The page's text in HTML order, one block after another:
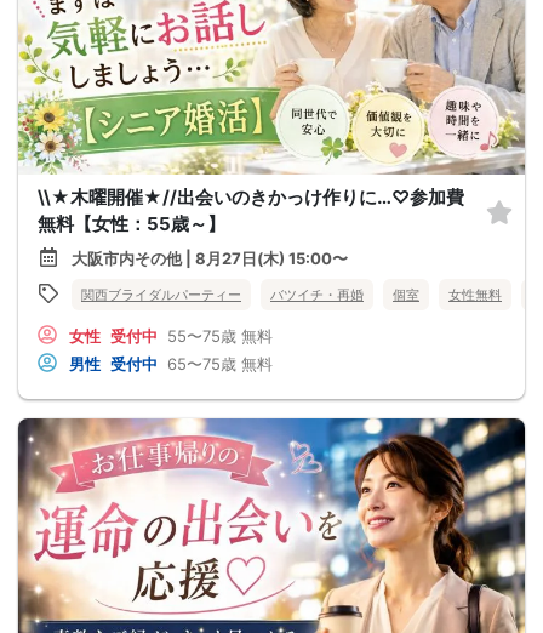
\\★木曜開催★//出会いのきかっけ作りに…♡参加費
無料【女性：55歳～】
大阪市内その他 | 8月27日(木) 15:00〜
関西ブライダルパーティー バツイチ・再婚 個室 女性無料
女性 受付中 55〜75歳 無料
男性 受付中 65〜75歳 無料